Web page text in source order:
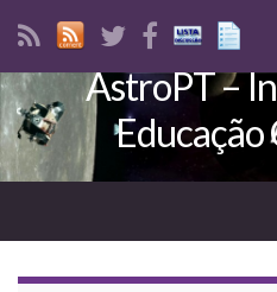
Search for:
AstroPT –